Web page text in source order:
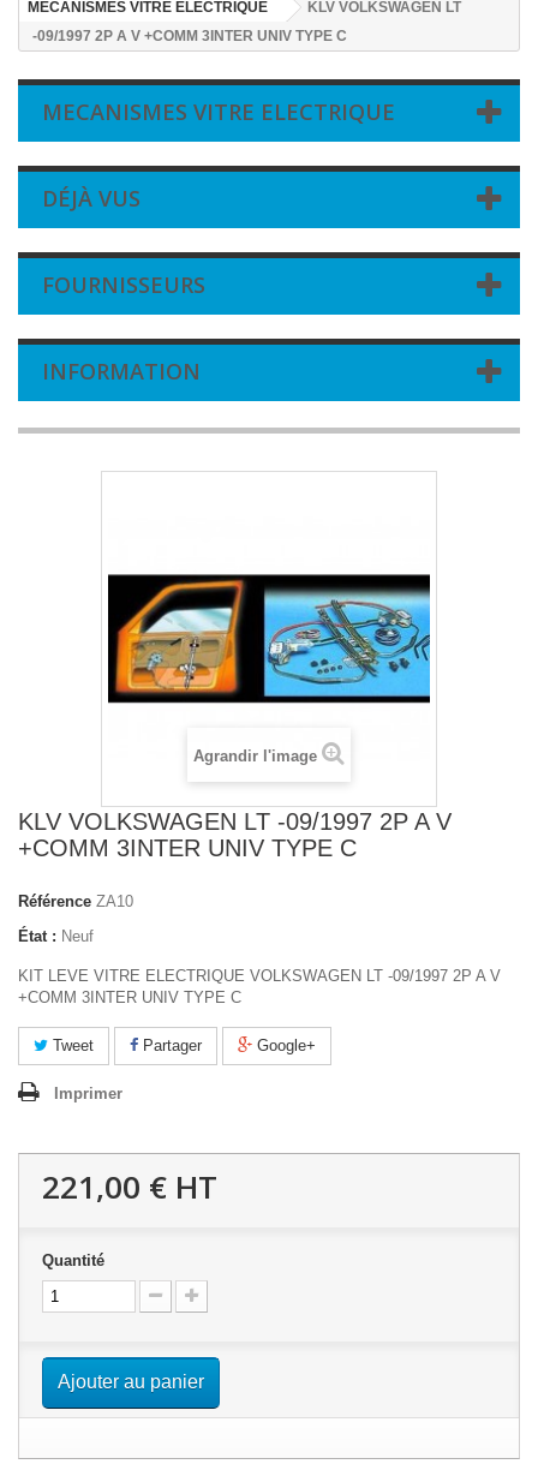
MECANISMES VITRE ELECTRIQUE
KLV VOLKSWAGEN LT
-09/1997 2P A V +COMM 3INTER UNIV TYPE C
MECANISMES VITRE ELECTRIQUE
DÉJÀ VUS
FOURNISSEURS
INFORMATION
Agrandir l'image
KLV VOLKSWAGEN LT -09/1997 2P A V
+COMM 3INTER UNIV TYPE C
Référence ZA10
État : Neuf
KIT LEVE VITRE ELECTRIQUE VOLKSWAGEN LT -09/1997 2P A V
+COMM 3INTER UNIV TYPE C
Tweet Partager Google+
Imprimer
221,00 € HT
Quantité
Ajouter au panier